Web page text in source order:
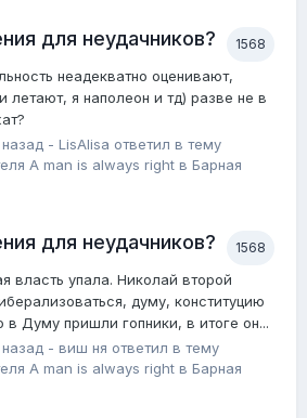
1568
для неудачников?
неадекватно оценивают,
летают, я наполеон и тд) разве не в
- LisAlisa ответил в тему
A man is always right в Барная
1568
для неудачников?
власть упала. Николай второй
думу, конституцию
в Думу пришли гопники, в итоге он...
- виш ня ответил в тему
A man is always right в Барная